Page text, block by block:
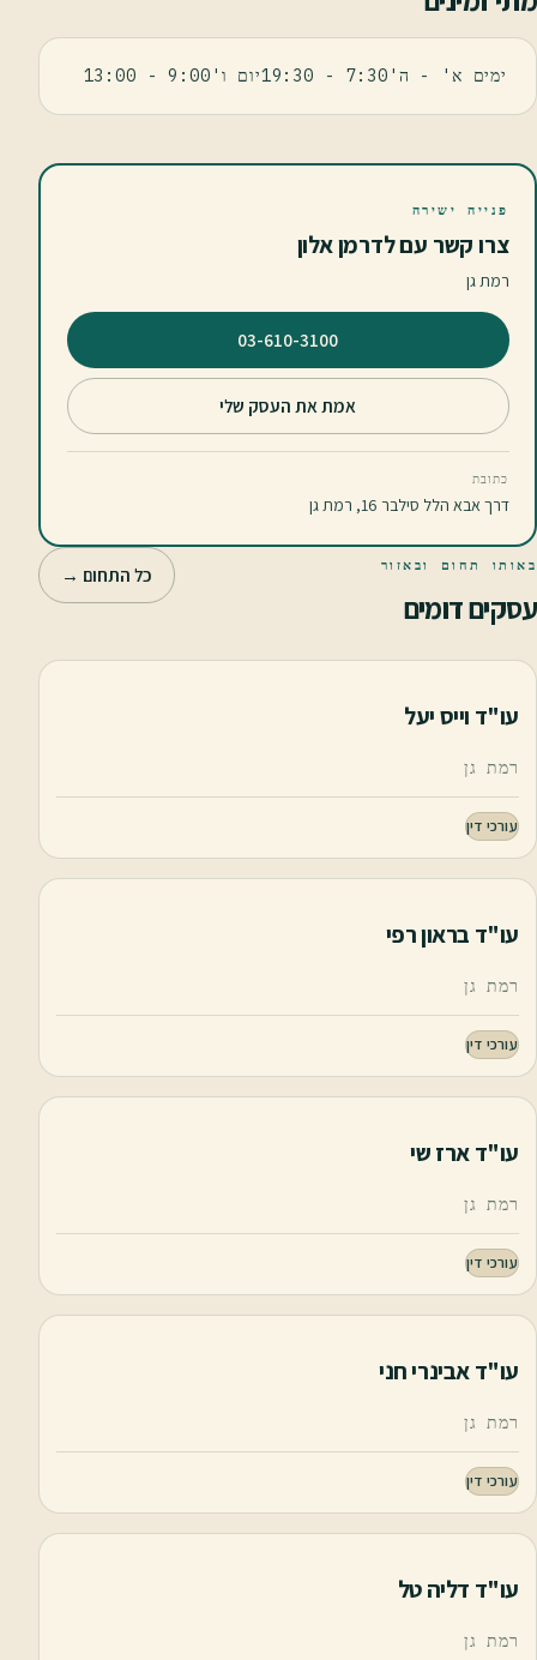
ימים א' - ה'7:30 - 19:30יום ו'9:00 - 13:00
פנייה ישירה
צרו קשר עם לדרמן אלון
רמת גן
⁦03-610-3100⁩
אמת את העסק שלי
כתובת
דרך אבא הלל סילבר 16, רמת גן
באותו תחום ובאזור
עסקים דומים
כל התחום →
עו"ד וייס יעל
רמת גן
עורכי דין
עו"ד בראון רפי
רמת גן
עורכי דין
עו"ד ארז שי
רמת גן
עורכי דין
עו"ד אבינרי חני
רמת גן
עורכי דין
עו"ד דליה טל
רמת גן